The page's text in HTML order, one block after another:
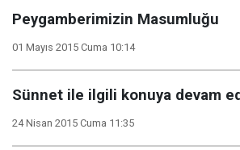
Peygamberimizin Masumluğu
01 Mayıs 2015 Cuma 10:14
Sünnet ile ilgili konuya devam
24 Nisan 2015 Cuma 11:35